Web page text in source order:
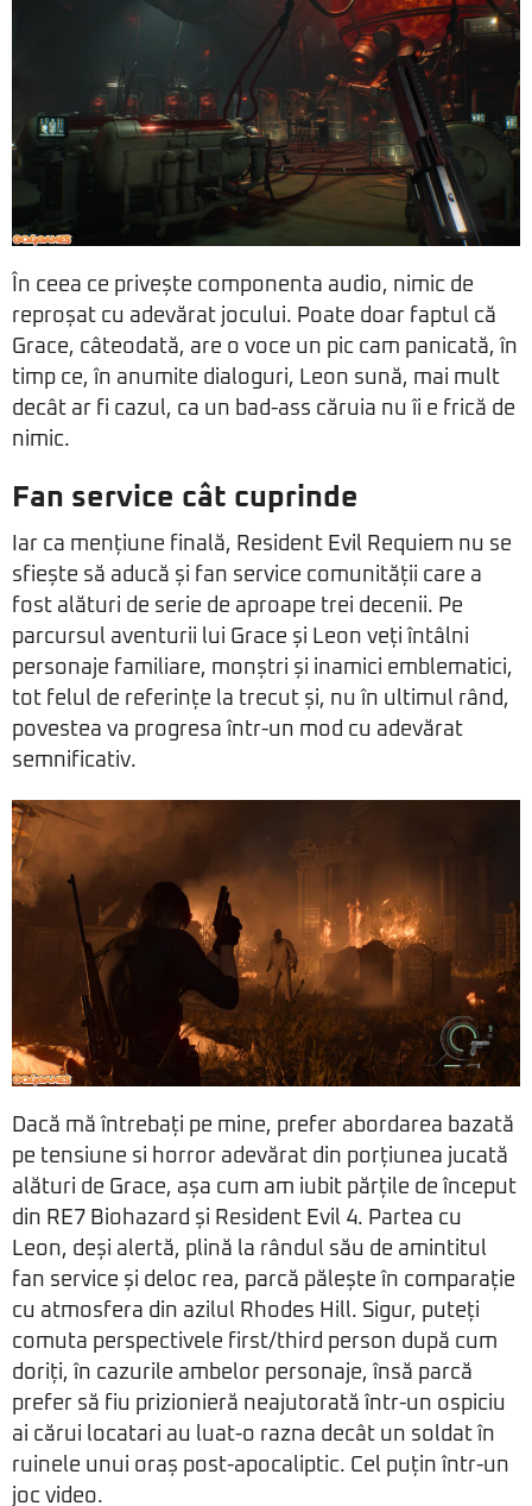
În ceea ce privește componenta audio, nimic de
reproșat cu adevărat jocului. Poate doar faptul că
Grace, câteodată, are o voce un pic cam panicată, în
timp ce, în anumite dialoguri, Leon sună, mai mult
decât ar fi cazul, ca un bad-ass căruia nu îi e frică de
nimic.
Fan service cât cuprinde
Iar ca mențiune finală, Resident Evil Requiem nu se
sfiește să aducă și fan service comunității care a
fost alături de serie de aproape trei decenii. Pe
parcursul aventurii lui Grace și Leon veți întâlni
personaje familiare, monștri și inamici emblematici,
tot felul de referințe la trecut și, nu în ultimul rând,
povestea va progresa într-un mod cu adevărat
semnificativ.
Dacă mă întrebați pe mine, prefer abordarea bazată
pe tensiune si horror adevărat din porțiunea jucată
alături de Grace, așa cum am iubit părțile de început
din RE7 Biohazard și Resident Evil 4. Partea cu
Leon, deși alertă, plină la rândul său de amintitul
fan service și deloc rea, parcă pălește în comparație
cu atmosfera din azilul Rhodes Hill. Sigur, puteți
comuta perspectivele first/third person după cum
doriți, în cazurile ambelor personaje, însă parcă
prefer să fiu prizionieră neajutorată într-un ospiciu
ai cărui locatari au luat-o razna decât un soldat în
ruinele unui oraș post-apocaliptic. Cel puțin într-un
joc video.